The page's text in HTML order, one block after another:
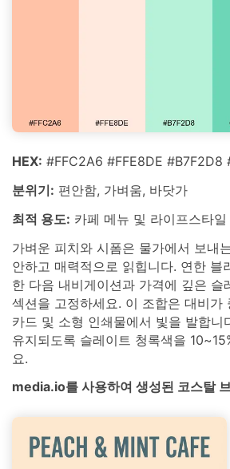
HEX: #FFC2A6 #FFE8DE
분위기: 편안함, 가벼움, 바닷가
최적 용도: 카페 메뉴 및 라이프스타일
가벼운 피치와 시폼은 물가에서 보내
안하고 매력적으로 읽힙니다. 연한 블
한 다음 내비게이션과 가격에 깊은 슬
섹션을 고정하세요. 이 조합은 대비가
카드 및 소형 인쇄물에서 빛을 발합니
유지되도록 슬레이트 청록색을
요.
media.io를 사용하여 생성된 코스탈